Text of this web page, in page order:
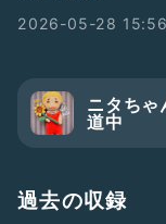
2026-05-28
ニタちゃ
道中
過去の収録